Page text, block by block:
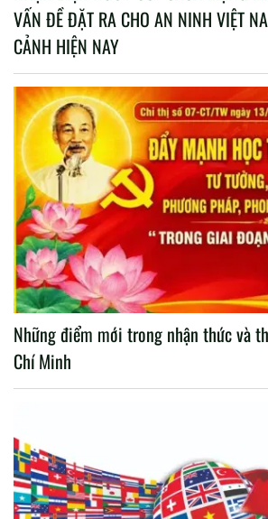
VẤN ĐỀ ĐẶT RA CHO AN NINH VIỆT
CẢNH HIỆN NAY
Những điểm mới trong nhận thức và
Chí Minh